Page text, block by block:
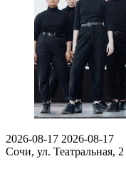
2026-08-17 2026-08-17
Сочи, ул. Театральная, 2